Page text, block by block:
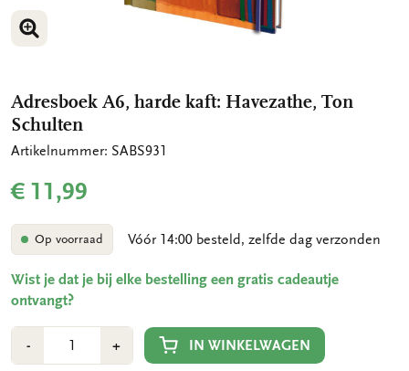
VERGROOT AFBEELDING
Adresboek A6, harde kaft: Havezathe, Ton
Schulten
Artikelnummer: SABS931
€ 11,99
Op voorraad Vóór 14:00 besteld, zelfde dag verzonden
Wist je dat je bij elke bestelling een gratis cadeautje
ontvangt?
-Min
1
+Plus
1
IN WINKELWAGEN